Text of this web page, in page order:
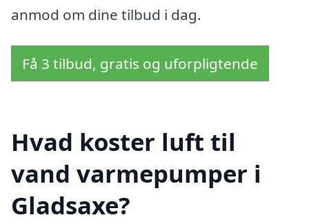
anmod om dine tilbud i dag.
Få 3 tilbud, gratis og uforpligtende
Hvad koster luft til
vand varmepumper i
Gladsaxe?